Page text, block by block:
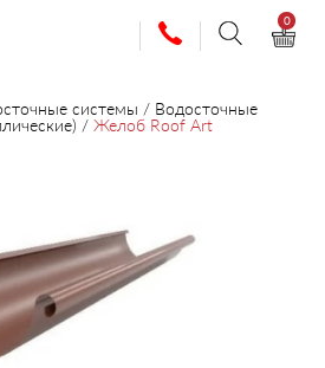
0
системы / Водосточные
/ Желоб Roof Art